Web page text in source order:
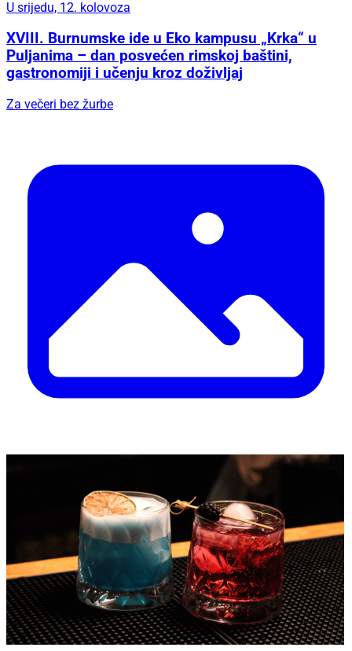
U srijedu, 12. kolovoza
XVIII. Burnumske ide u Eko kampusu „Krka“ u
Puljanima – dan posvećen rimskoj baštini,
gastronomiji i učenju kroz doživljaj
Za večeri bez žurbe